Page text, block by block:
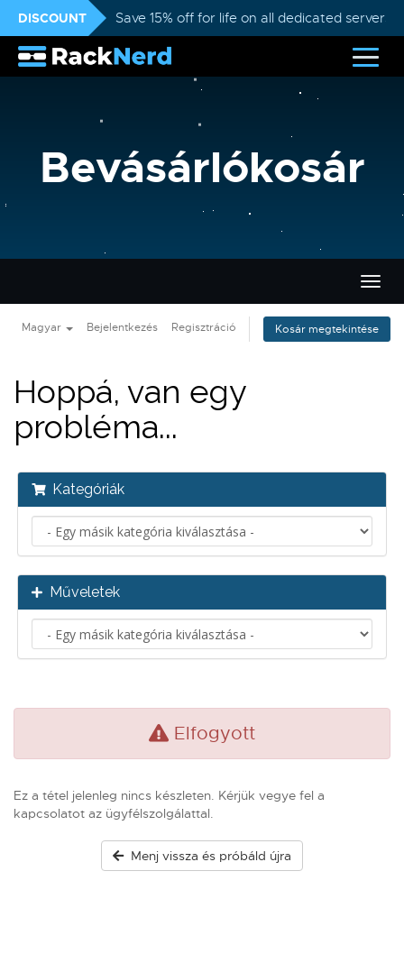
DISCOUNT Save 15% off for life on all dedicated servers
Bevásárlókosár
a
Magyar Bejelentkezés Regisztráció Kosár megtekintése
Hoppá, van egy
probléma...
Kategóriák
Műveletek
Elfogyott
Ez a tétel jelenleg nincs készleten. Kérjük vegye fel a
kapcsolatot az ügyfélszolgálattal.
Menj vissza és próbáld újra